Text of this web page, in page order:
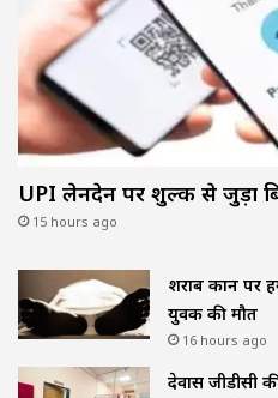
UPI लेनदेन पर शुल्क से जुड़ा
15 hours ago
शराब दुकान पर
युवक की मौत
16 hours ago
देवास जीडीसी